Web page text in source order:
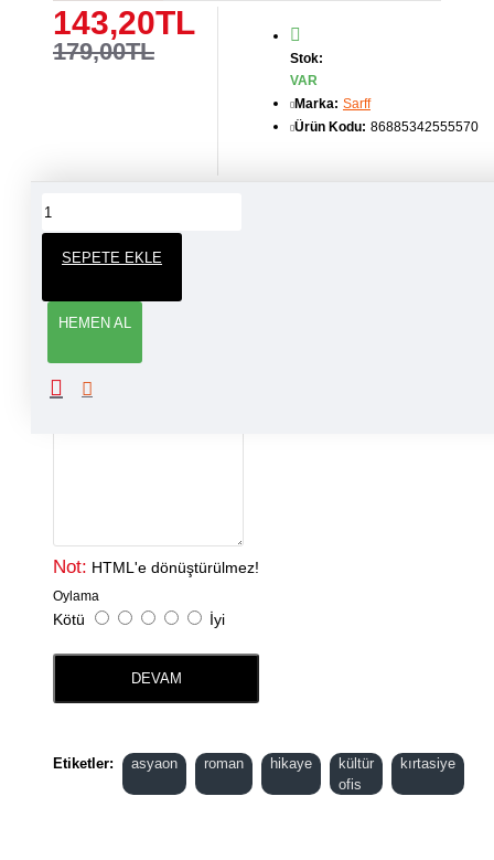
143,20TL
179,00TL
Stok:
VAR
Marka: Sarff
Ürün Kodu: 86885342555570
SEPETE EKLE
HEMEN AL
ÜRÜN YORUMLARI
Not: HTML'e dönüştürülmez!
Oylama
Kötü İyi
DEVAM
Etiketler: asyaon roman hikaye
kültür
ofis
kırtasiye